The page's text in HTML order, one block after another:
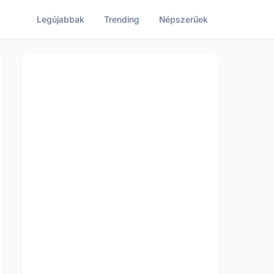
Legújabbak Trending Népszerűek